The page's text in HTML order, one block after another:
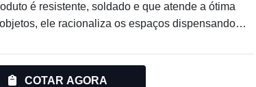
é resistente, soldado e que atende a ótima
ele racionaliza os espaços dispensando
evitem acidentes por excesso de peso ou por
produto nada mais é que uma estante
COTAR AGORA